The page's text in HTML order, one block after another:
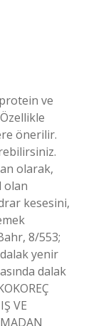
ve
önerilir.
olarak,
olan
kesesini,
8/553;
yenir
dalak
VE